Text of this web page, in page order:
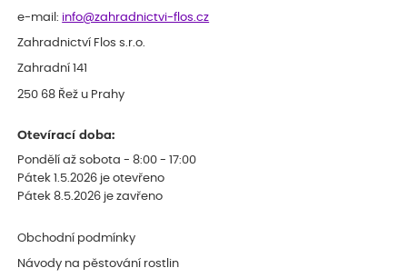
e-mail: info@zahradnictvi-flos.cz
Zahradnictví Flos s.r.o.
Zahradní 141
250 68 Řež u Prahy
Otevírací doba:
Pondělí až sobota - 8:00 - 17:00
Pátek 1.5.2026 je otevřeno
Pátek 8.5.2026 je zavřeno
Obchodní podmínky
Návody na pěstování rostlin